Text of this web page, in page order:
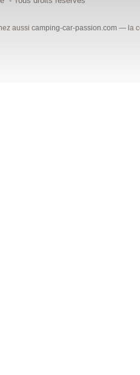
aussicamping-car-passion.com — la